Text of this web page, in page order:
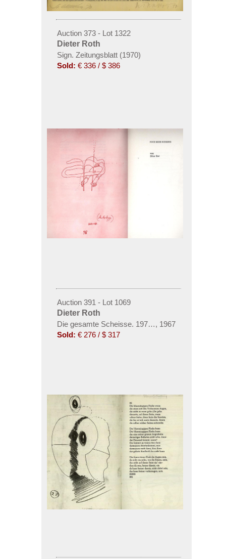
Auction 373 - Lot 1322
Dieter Roth
Sign. Zeitungsblatt (1970)
Sold: € 336 / $ 386
Auction 391 - Lot 1069
Dieter Roth
Die gesamte Scheisse. 1973. + Die blaue Flut.
, 1967
Sold: € 276 / $ 317